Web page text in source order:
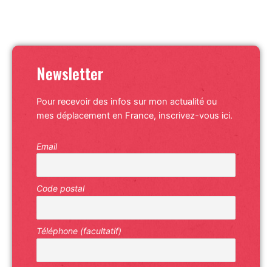
Newsletter
Pour recevoir des infos sur mon actualité ou
mes déplacement en France, inscrivez-vous ici.
Email
Code postal
Téléphone (facultatif)